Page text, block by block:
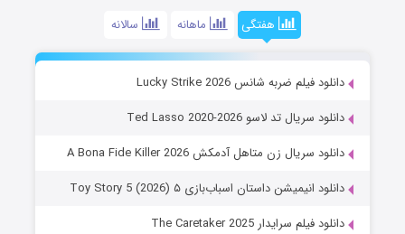
هفتگی ماهانه سالانه
دانلود فیلم ضربه شانس Lucky Strike 2026
دانلود سریال تد لاسو Ted Lasso 2020-2026
دانلود سریال زن متاهل آدمکش A Bona Fide Killer 2026
دانلود انیمیشن داستان اسباب‌بازی ۵ Toy Story 5 (2026)
دانلود فیلم سرایدار The Caretaker 2025